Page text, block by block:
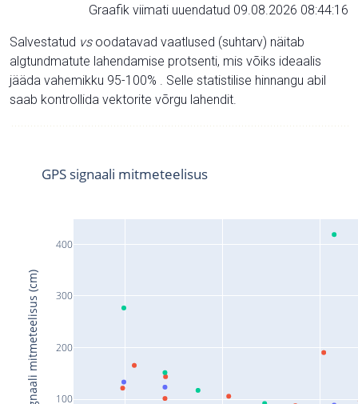
Graafik viimati uuendatud 09.08.2026 08:44:16
Salvestatud vsoodatavad vaatlused (suhtarv) näitab
algtundmatute lahendamise protsenti, mis võiks ideaalis
jääda vahemikku 95-100% . Selle statistilise hinnangu abil
saab kontrollida vektorite võrgu lahendit.
100
200
300
400
GPS signaali mitmeteelisus
Signaali mitmeteelisus (cm)